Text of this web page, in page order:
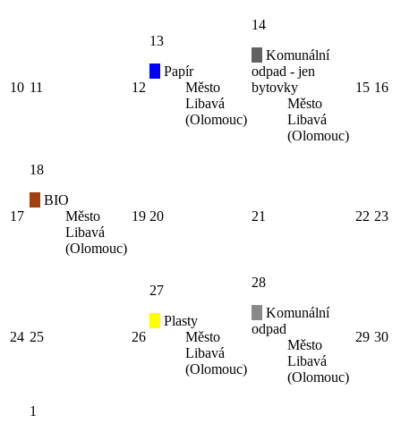
10 11 12
13
Papír
Město
Libavá
(Olomouc)
14
Komunální
odpad - jen
bytovky
Město
Libavá
(Olomouc)
15 16
17
18
BIO
Město
Libavá
(Olomouc)
19 20 21 22 23
24 25 26
27
Plasty
Město
Libavá
(Olomouc)
28
Komunální
odpad
Město
Libavá
(Olomouc)
29 30
1